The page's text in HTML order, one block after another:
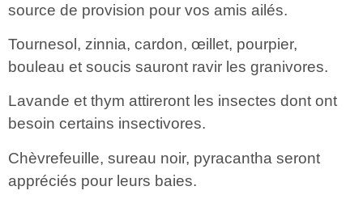
source de provision pour vos amis ailés.
Tournesol, zinnia, cardon, œillet, pourpier,
bouleau et soucis sauront ravir les granivores.
Lavande et thym attireront les insectes dont ont
besoin certains insectivores.
Chèvrefeuille, sureau noir, pyracantha seront
appréciés pour leurs baies.